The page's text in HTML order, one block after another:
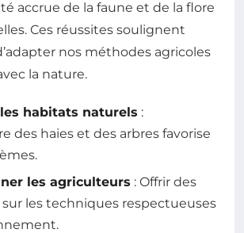
accrue de la faune et de la flore
Ces réussites soulignent
nos méthodes agricoles
la nature.
habitats naturels :
des haies et des arbres favorise
les agriculteurs : Offrir des
les techniques respectueuses